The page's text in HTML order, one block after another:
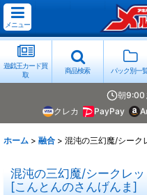
メニュー
遊戯王カード買
取
商品検索 パック別一
朝9:00
クレカ
PayPay
ホーム > 融合 > 混沌の三幻魔/シーク
混沌の三幻魔/シークレ
[こんとんのさんげんま]